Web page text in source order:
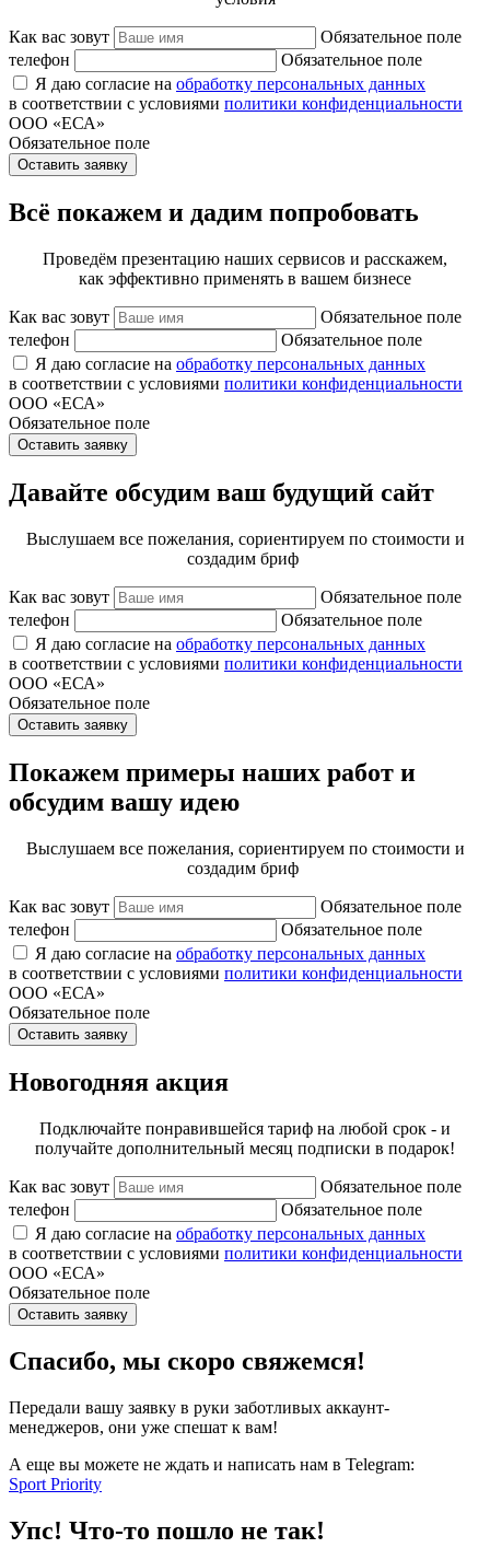
Как вас зовут
Обязательное поле
телефон
Обязательное поле
Я даю согласие на обработку персональных данных
в соответствии с условиями политики конфиденциальности
ООО «ЕСА»
Обязательное поле
Оставить заявку
Всё покажем и дадим попробовать
Проведём презентацию наших сервисов и расскажем,
как эффективно применять в вашем бизнесе
Как вас зовут
Обязательное поле
телефон
Обязательное поле
Я даю согласие на обработку персональных данных
в соответствии с условиями политики конфиденциальности
ООО «ЕСА»
Обязательное поле
Оставить заявку
Давайте обсудим ваш будущий сайт
Выслушаем все пожелания, сориентируем по стоимости и
создадим бриф
Как вас зовут
Обязательное поле
телефон
Обязательное поле
Я даю согласие на обработку персональных данных
в соответствии с условиями политики конфиденциальности
ООО «ЕСА»
Обязательное поле
Оставить заявку
Покажем примеры наших работ и
обсудим вашу идею
Выслушаем все пожелания, сориентируем по стоимости и
создадим бриф
Как вас зовут
Обязательное поле
телефон
Обязательное поле
Я даю согласие на обработку персональных данных
в соответствии с условиями политики конфиденциальности
ООО «ЕСА»
Обязательное поле
Оставить заявку
Новогодняя акция
Подключайте понравившейся тариф на любой срок - и
получайте дополнительный месяц подписки в подарок!
Как вас зовут
Обязательное поле
телефон
Обязательное поле
Я даю согласие на обработку персональных данных
в соответствии с условиями политики конфиденциальности
ООО «ЕСА»
Обязательное поле
Оставить заявку
Спасибо, мы скоро свяжемся!
Передали вашу заявку в руки заботливых аккаунт-
менеджеров, они уже спешат к вам!
А еще вы можете не ждать и написать нам в Telegram:
Sport Priority
Упс! Что-то пошло не так!